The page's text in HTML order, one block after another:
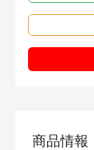
商品情報